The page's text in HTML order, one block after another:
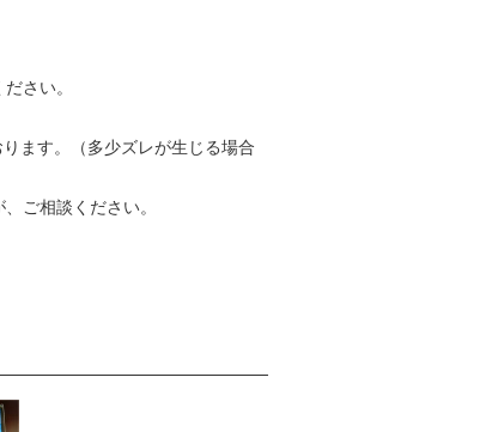
さい。
ます。（多少ズレが生じる場合
ご相談ください。